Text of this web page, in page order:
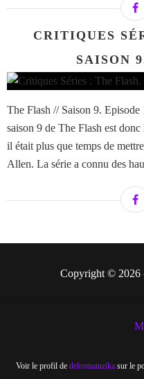
CRITIQUES
SAISON
The Flash // Saison 9.
saison 9 de The Flash est
il était plus que temps de
Allen. La série a connu des
Copyright © 2026
Voir le profil de delromainzikasur le